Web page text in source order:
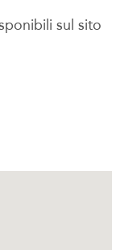
sul sito